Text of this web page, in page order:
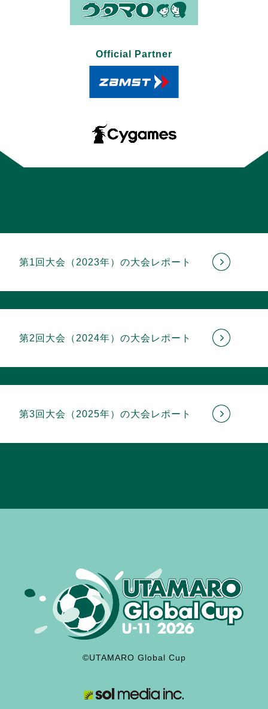
Official Partner
第1回大会（2023年）の大会レポート
第2回大会（2024年）の大会レポート
第3回大会（2025年）の大会レポート
©UTAMARO Global Cup